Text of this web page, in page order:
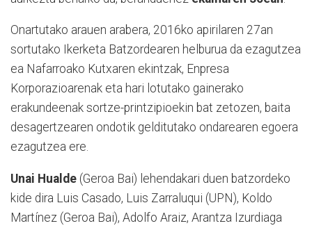
Onartutako arauen arabera, 2016ko apirilaren 27an
sortutako Ikerketa Batzordearen helburua da ezagutzea
ea Nafarroako Kutxaren ekintzak, Enpresa
Korporazioarenak eta hari lotutako gainerako
erakundeenak sortze-printzipioekin bat zetozen, baita
desagertzearen ondotik gelditutako ondarearen egoera
ezagutzea ere.
Unai Hualde (Geroa Bai) lehendakari duen batzordeko
kide dira Luis Casado, Luis Zarraluqui (UPN), Koldo
Martínez (Geroa Bai), Adolfo Araiz, Arantza Izurdiaga